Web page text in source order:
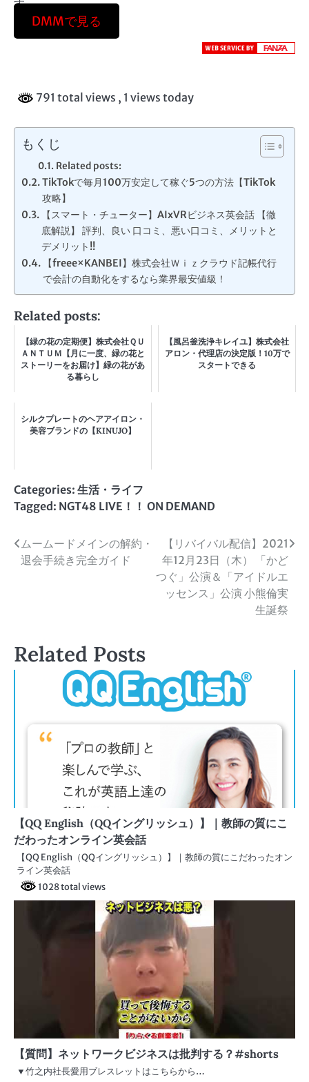
す。
DMMで見る
791 total views , 1 views today
もくじ
Related posts:
TikTokで毎月100万安定して稼ぐ5つの方法【TikTok
攻略】
【スマート・チューター】AIxVRビジネス英会話 【徹
底解説】 評判、良い 口コミ、悪い口コミ、メリットと
デメリット!!
【freee×KANBEI】株式会社Ｗｉｚクラウド記帳代行
で会計の自動化をするなら業界最安値級！
Related posts:
【緑の花の定期便】株式会社ＱＵ
ＡＮＴＵＭ【月に一度、緑の花と
ストーリーをお届け】緑の花があ
る暮らし
【風呂釜洗浄キレイユ】株式会社
アロン・代理店の決定版！10万で
スタートできる
シルクプレートのヘアアイロン・
美容ブランドの【KINUJO】
Categories: 生活・ライフ
Tagged: NGT48 LIVE！！ ON DEMAND
投
稿
ゲ
ー
ムームードメインの解約・
退会手続き完全ガイド
【リバイバル配信】2021
年12月23日（木） 「かど
つぐ」公演＆「アイドルエ
ッセンス」公演 小熊倫実
生誕祭
Related Posts
【QQ English（QQイングリッシュ）】｜教師の質にこ
だわったオンライン英会話
【QQ English（QQイングリッシュ）】｜教師の質にこだわったオン
ライン英会話
1028 total views
【質問】ネットワークビジネスは批判する？#shorts
▼竹之内社長愛用ブレスレットはこちらから…